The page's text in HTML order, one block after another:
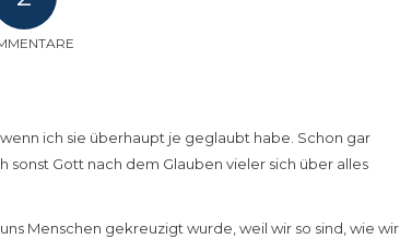
ich sie überhaupt je geglaubt habe. Schon gar
sonst Gott nach dem Glauben vieler sich über alles
Menschen gekreuzigt wurde, weil wir so sind, wie wir